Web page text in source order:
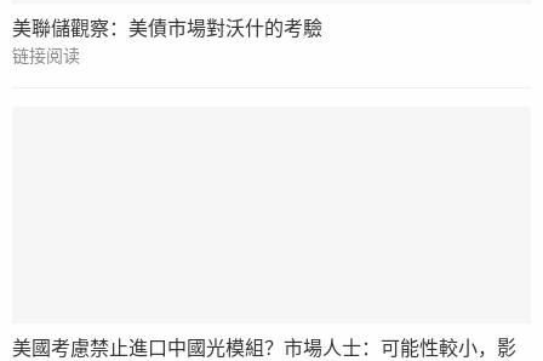
美聯儲觀察：美債市場對沃什的考驗
链接阅读
美國考慮禁止進口中國光模組？市場人士：可能性較小，影